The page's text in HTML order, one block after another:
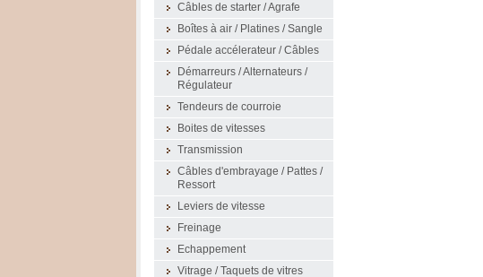
Câbles de starter / Agrafe
Boîtes à air / Platines / Sangle
Pédale accélerateur / Câbles
Démarreurs / Alternateurs /
Régulateur
Tendeurs de courroie
Boites de vitesses
Transmission
Câbles d'embrayage / Pattes /
Ressort
Leviers de vitesse
Freinage
Echappement
Vitrage / Taquets de vitres